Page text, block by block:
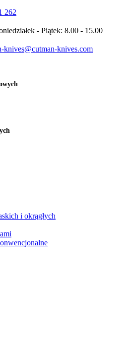
262
- Piątek: 8.00 - 15.00
knives@cutman-knives.com
i okrągłych